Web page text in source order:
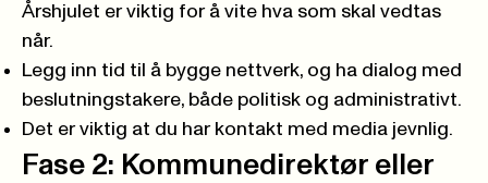
Årshjulet er viktig for å vite hva som skal vedtas
når.
Legg inn tid til å bygge nettverk, og ha dialog med
beslutningstakere, både politisk og administrativt.
Det er viktig at du har kontakt med media jevnlig.
Fase 2: Kommunedirektør eller